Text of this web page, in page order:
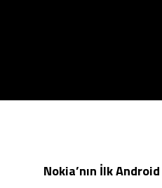
Nokia’nın İlk